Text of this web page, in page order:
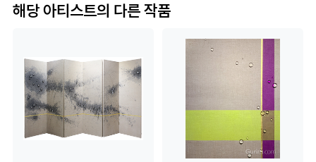
해당 아티스트의 다른 작품